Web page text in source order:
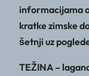
informacijama
kratke zimske
šetnji uz
TEŽINA –